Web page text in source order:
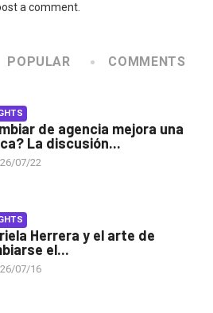
a comment.
POPULAR COMMENTS
de agencia mejora una
La discusión...
07/22
Herrera y el arte de
el...
07/16